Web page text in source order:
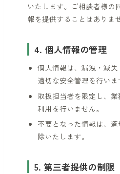
いたします。ご相談者様の
報を提供することはありま
4. 個人情報の管理
個人情報は、漏洩・滅失
適切な安全管理を行いま
取扱担当者を限定し、
利用を行いません。
不要となった情報は、
除いたします。
5. 第三者提供の制限